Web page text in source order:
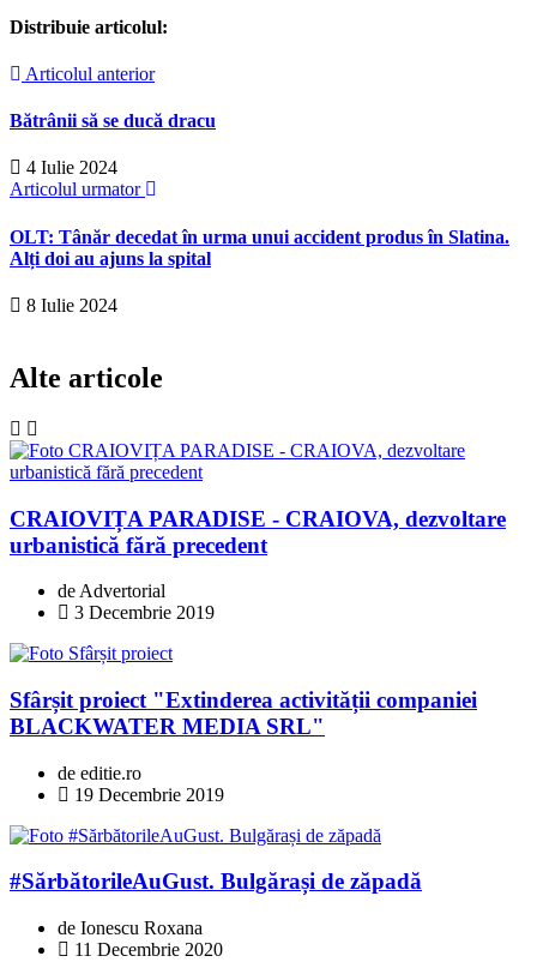
Distribuie articolul:
Articolul anterior
Bătrânii să se ducă dracu
4 Iulie 2024
Articolul urmator
OLT: Tânăr decedat în urma unui accident produs în Slatina.
Alți doi au ajuns la spital
8 Iulie 2024
Alte articole
CRAIOVIȚA PARADISE - CRAIOVA, dezvoltare
urbanistică fără precedent
de Advertorial
3 Decembrie 2019
Sfârșit proiect "Extinderea activității companiei
BLACKWATER MEDIA SRL"
de editie.ro
19 Decembrie 2019
#SărbătorileAuGust. Bulgărași de zăpadă
de Ionescu Roxana
11 Decembrie 2020